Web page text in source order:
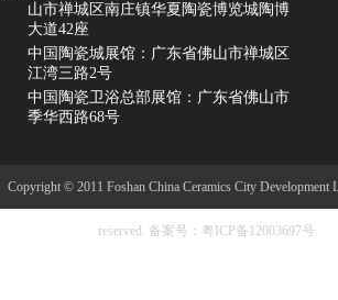
山市禅城区南庄镇华夏陶瓷博览城陶博
大道42座
中国陶瓷城展馆：广东省佛山市禅城区
江湾三路2号
中国陶瓷卫浴总部展馆：广东省佛山市
季华西路68号
Copyright © 2011 Foshan China Ceramics City Development
reserved. 备案号：粤ICP备12003697号